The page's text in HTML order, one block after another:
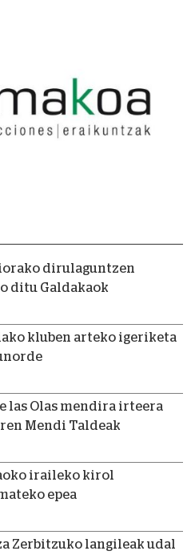
dirulaguntzen
ditu Galdakaok
kluben arteko igeriketa
las Olas mendira irteera
Mendi Taldeak
iraileko kirol
epea
Zerbitzuko langileak udal